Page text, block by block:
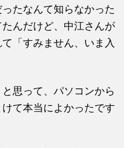
たなんて知らなかった
んだけど、中江さんが
「すみません、いま入
思って、パソコンから
て本当によかったです